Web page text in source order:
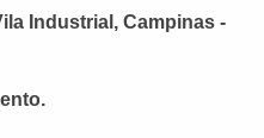
Industrial, Campinas -